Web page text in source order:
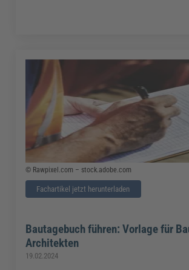
© Rawpixel.com – stock.adobe.com
Fachartikel jetzt herunterladen
Bautagebuch führen: Vorlage für
Architekten
19.02.2024